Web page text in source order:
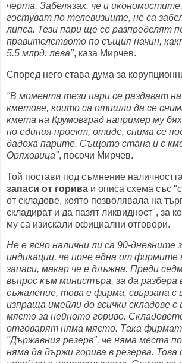
черта. Забелязах, че и
гостуват по телевизиите, не са
липса. Тези пари ще се разпределят
правителството по същия начин,
5.5 млрд. лева", каза Мирчев.
Според него става дума за
"В момента тези пари се раздават
кметове, които са отишли да се
кмета на Крумовград например му
по единия проект, отиде, снима се
дадоха парите. Същото стана и с
Оряховица", посочи Мирчев.
Той постави под съмнение
запаси от горива и описа схема със
от складове, която позволявала на
складират и да пазят ликвидност", за
му са изискали официални отговори.
Не е ясно налични ли са 90-дневните
индикации, че поне една от фирмите
запаси, макар че е длъжна. Преди
въпрос към министъра, за да разбера
съжаление, това е фирма, свързана с
изпраща имейли до всички складове с
място за нейното гориво.
отговарят няма място. Така
"Държавния резерв", че няма места
няма да държи горива в резерва. Това